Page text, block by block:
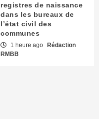
registres de naissance
dans les bureaux de
l’état civil des
communes
1 heure ago Rédaction
RMBB